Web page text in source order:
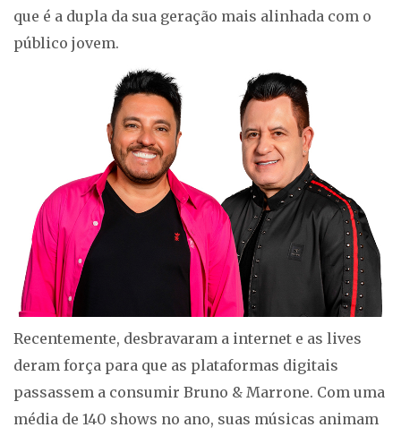
que é a dupla da sua geração mais alinhada com o
público jovem.
Recentemente, desbravaram a internet e as lives
deram força para que as plataformas digitais
passassem a consumir Bruno & Marrone. Com uma
média de 140 shows no ano, suas músicas animam